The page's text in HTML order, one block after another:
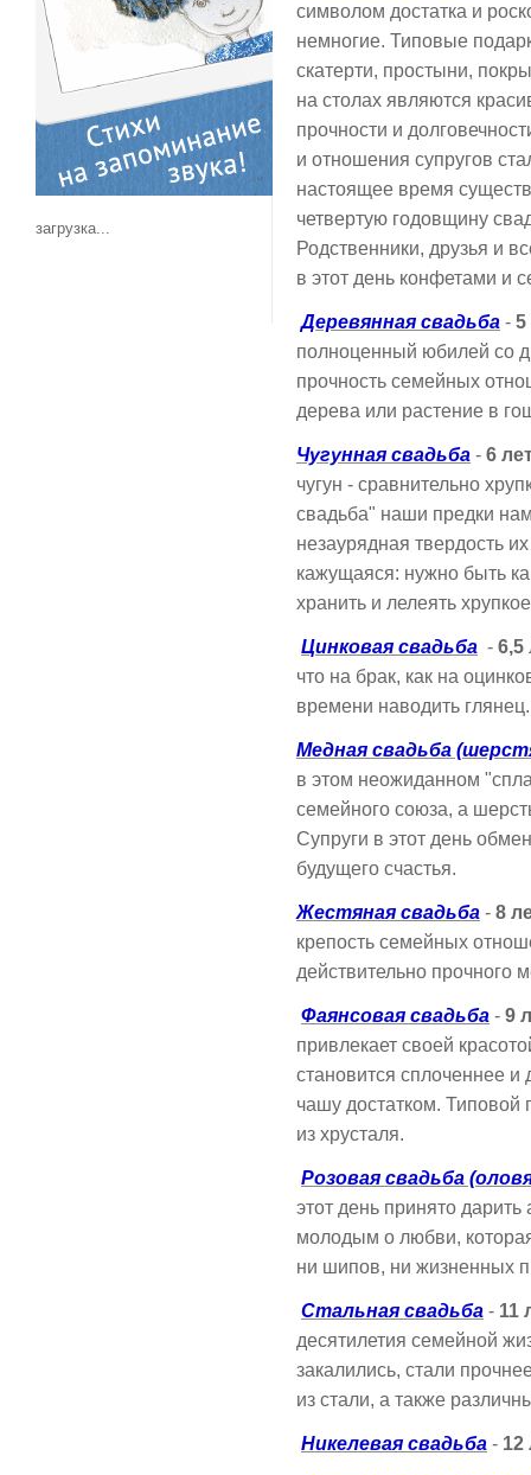
загрузка...
символом достатка и
немногие. Типовые
скатерти, простыни,
на столах являются
прочности и
и отношения супругов
настоящее время
четвертую годовщину
Родственники, друзья и
в этот день конфетами и
Деревянная свадьба - 5
полноценный юбилей со
прочность семейных
дерева или растение в
Чугунная свадьба - 6
чугун - сравнительно
свадьба" наши предки
незаурядная твердость
кажущаяся: нужно быть
хранить и лелеять
Цинковая свадьба - 6,5
что на брак, как на
времени наводить глянец.
Медная свадьба
в этом неожиданном
семейного союза, а
Супруги в этот день
будущего счастья.
Жестяная свадьба - 8
крепость семейных
действительно прочного
Фаянсовая свадьба - 9
привлекает своей
становится сплоченнее
чашу достатком. Типовой
из хрусталя.
Розовая свадьба
этот день принято
молодым о любви,
ни шипов, ни жизненных
Стальная свадьба - 11
десятилетия семейной
закалились, стали
из стали, а также
Никелевая свадьба - 12